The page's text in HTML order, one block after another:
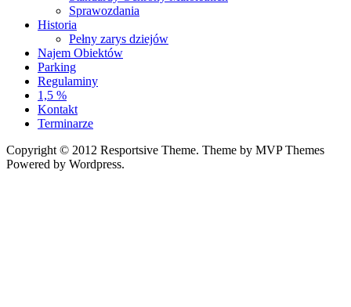
Sprawozdania
Historia
Pełny zarys dziejów
Najem Obiektów
Parking
Regulaminy
1,5 %
Kontakt
Terminarze
Copyright © 2012 Resportsive Theme. Theme by MVP Themes
Powered by Wordpress.